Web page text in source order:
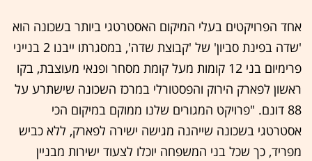
אחד הפרויקטים בעלי המיקום האסטרטגי ביותר בשכונה הוא
'שדה בפינת סביון' של 'קבוצת שדה', במסגרתו ייבנו 2 בנייני
פרימיום בני 12 קומות מעל קומת מסחר ופנאי מעוצבת, בקו
ראשון לפארק הירוק והפסטורלי במרכז השכונה שישתרע על
88 דונם. "פרויקט המגורים שלנו ממוקם במיקום הכי
אסטרטגי בשכונה שייהנה מגישה ישירה לפארק, ללא כביש
מפריד, כך שכל בני המשפחה יוכלו לצעוד ישירות מבניין